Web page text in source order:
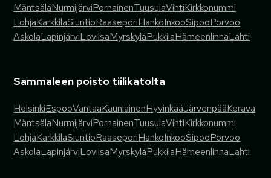
MäntsäläNurmijärviPornainenTuusulaVihtiKirkkonummi
LohjaKarkkilaSiuntioRaaseporiHankoInkooSipooPorvoo
AskolaLapinjärviLoviisaMyrskyläPukkilaHämeenlinnaLahti
Sammaleen poisto tiilikatolta
HelsinkiEspooVantaaKauniainenHyvinkääJärvenpääKerava
MäntsäläNurmijärviPornainenTuusulaVihtiKirkkonummi
LohjaKarkkilaSiuntioRaaseporiHankoInkooSipooPorvoo
AskolaLapinjärviLoviisaMyrskyläPukkilaHämeenlinnaLahti